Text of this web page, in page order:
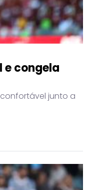
e congela
junto a